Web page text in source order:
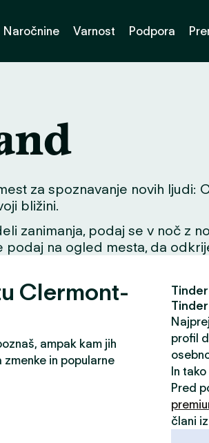
Naročnine Varnost Podpora
za spoznavanje novih
bližini.
zanimanja, podaj se v noč
podaj na ogled mesta, da
Clermont-
ampak kam jih
in popularne
profil
In
Pred
člani